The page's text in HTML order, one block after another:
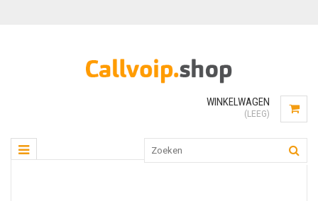
WINKELWAGEN
(LEEG)